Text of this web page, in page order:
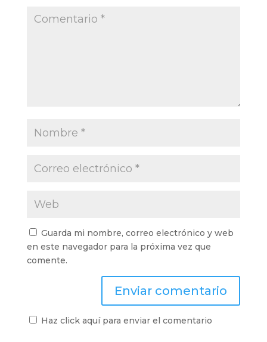
Guarda mi nombre, correo electrónico y web
en este navegador para la próxima vez que
comente.
Haz click aquí para enviar el comentario